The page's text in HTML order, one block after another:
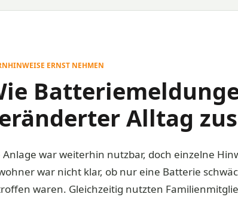
ERNST NEHMEN
Alltag
Anlage war weiterhin nutzbar, doch einzelne
war nicht klar, ob nur eine Batterie
waren. Gleichzeitig nutzten